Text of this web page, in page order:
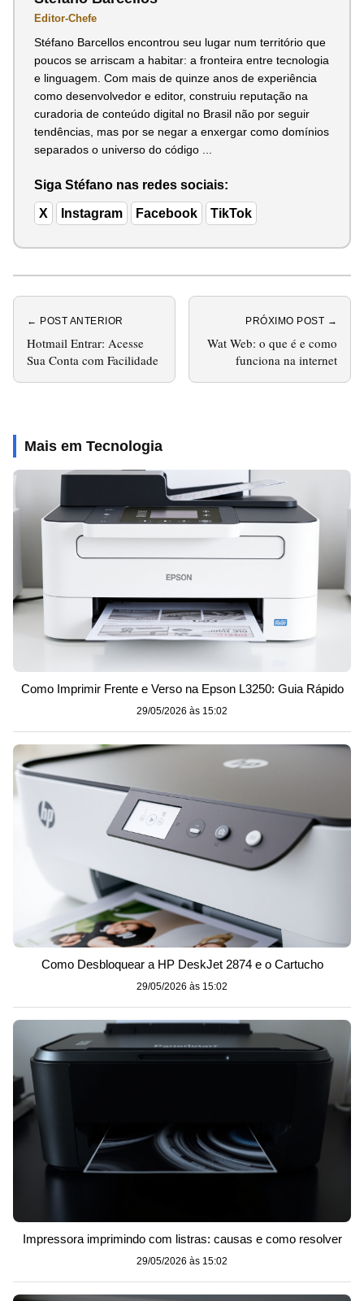
Editor-Chefe
Stéfano Barcellos encontrou seu lugar num território que
poucos se arriscam a habitar: a fronteira entre tecnologia
e linguagem. Com mais de quinze anos de experiência
como desenvolvedor e editor, construiu reputação na
curadoria de conteúdo digital no Brasil não por seguir
tendências, mas por se negar a enxergar como domínios
separados o universo do código ...
Siga Stéfano nas redes sociais:
X Instagram Facebook TikTok
← POST ANTERIOR
Hotmail Entrar: Acesse
Sua Conta com Facilidade
PRÓXIMO POST →
Wat Web: o que é e como
funciona na internet
Mais em Tecnologia
Como Imprimir Frente e Verso na Epson L3250: Guia Rápido
29/05/2026 às 15:02
Como Desbloquear a HP DeskJet 2874 e o Cartucho
29/05/2026 às 15:02
Impressora imprimindo com listras: causas e como resolver
29/05/2026 às 15:02